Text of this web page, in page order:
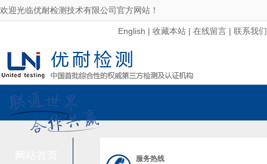
欢迎光临优耐检测技术有限公司官方网站！
English | 收藏本站 | 在线留言 | 联系我们
服务热线